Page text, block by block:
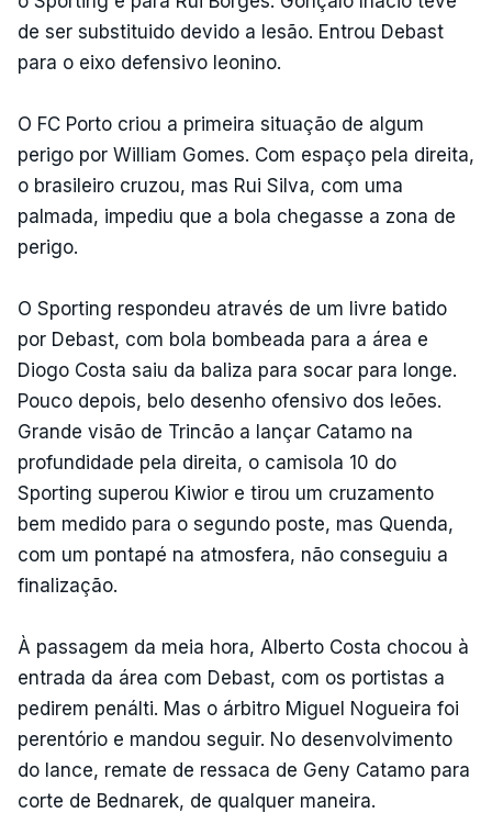
de ser substituido devido a lesão. Entrou Debast
para o eixo defensivo leonino.
O FC Porto criou a primeira situação de algum
perigo por William Gomes. Com espaço pela direita,
o brasileiro cruzou, mas Rui Silva, com uma
palmada, impediu que a bola chegasse a zona de
perigo.
O Sporting respondeu através de um livre batido
por Debast, com bola bombeada para a área e
Diogo Costa saiu da baliza para socar para longe.
Pouco depois, belo desenho ofensivo dos leões.
Grande visão de Trincão a lançar Catamo na
profundidade pela direita, o camisola 10 do
Sporting superou Kiwior e tirou um cruzamento
bem medido para o segundo poste, mas Quenda,
com um pontapé na atmosfera, não conseguiu a
finalização.
À passagem da meia hora, Alberto Costa chocou à
entrada da área com Debast, com os portistas a
pedirem penálti. Mas o árbitro Miguel Nogueira foi
perentório e mandou seguir. No desenvolvimento
do lance, remate de ressaca de Geny Catamo para
corte de Bednarek, de qualquer maneira.